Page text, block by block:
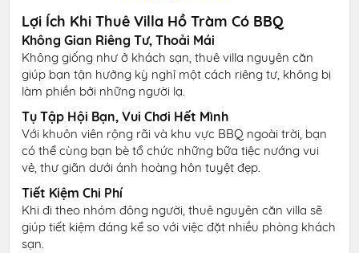
Lợi Ích Khi Thuê Villa Hồ Tràm Có BBQ
Không Gian Riêng Tư, Thoải Mái
Không giống như ở khách sạn, thuê villa nguyên căn
giúp bạn tận hưởng kỳ nghỉ một cách riêng tư, không bị
làm phiền bởi những người lạ.
Tụ Tập Hội Bạn, Vui Chơi Hết Mình
Với khuôn viên rộng rãi và khu vực BBQ ngoài trời, bạn
có thể cùng bạn bè tổ chức những bữa tiệc nướng vui
vẻ, thư giãn dưới ánh hoàng hôn tuyệt đẹp.
Tiết Kiệm Chi Phí
Khi đi theo nhóm đông người, thuê nguyên căn villa sẽ
giúp tiết kiệm đáng kể so với việc đặt nhiều phòng khách
sạn.